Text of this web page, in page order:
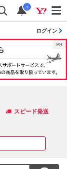
i
ログイン
スピード発送